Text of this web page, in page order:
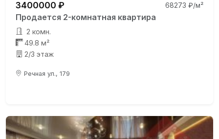
3400000 ₽ 68273 ₽/м²
Продается 2-комнатная квартира
2 комн.
49.8 м²
2/3 этаж
Речная ул., 179